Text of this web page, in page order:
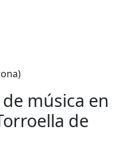
música en
de